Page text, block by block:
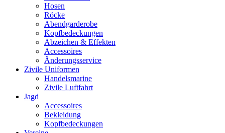
Hosen
Röcke
Abendgarderobe
Kopfbedeckungen
Abzeichen & Effekten
Accessoires
Änderungsservice
Zivile Uniformen
Handelsmarine
Zivile Luftfahrt
Jagd
Accessoires
Bekleidung
Kopfbedeckungen